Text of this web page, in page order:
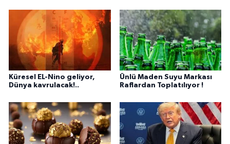
Küresel EL-Nino geliyor,
Dünya kavrulacak!..
Ünlü Maden Suyu Markası
Raflardan Toplatılıyor !